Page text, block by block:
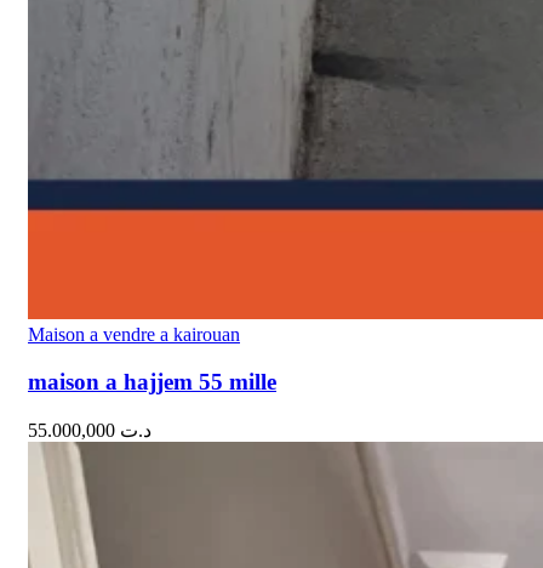
Maison a vendre a kairouan
maison a hajjem 55 mille
د.ت